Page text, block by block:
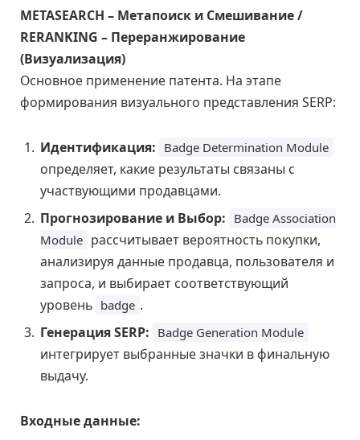
METASEARCH – Метапоиск и Смешивание /
RERANKING – Переранжирование
(Визуализация)
Основное применение патента. На этапе
формирования визуального представления SERP:
Идентификация: Badge Determination Module
определяет, какие результаты связаны с
участвующими продавцами.
Прогнозирование и Выбор: Badge Association
Module рассчитывает вероятность покупки,
анализируя данные продавца, пользователя и
запроса, и выбирает соответствующий
уровень badge .
Генерация SERP: Badge Generation Module
интегрирует выбранные значки в финальную
выдачу.
Входные данные: